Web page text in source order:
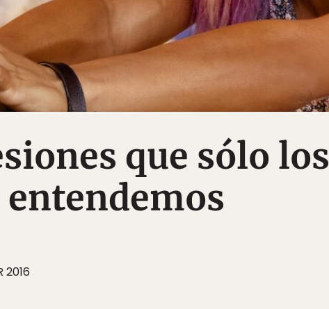
que sólo los
2016